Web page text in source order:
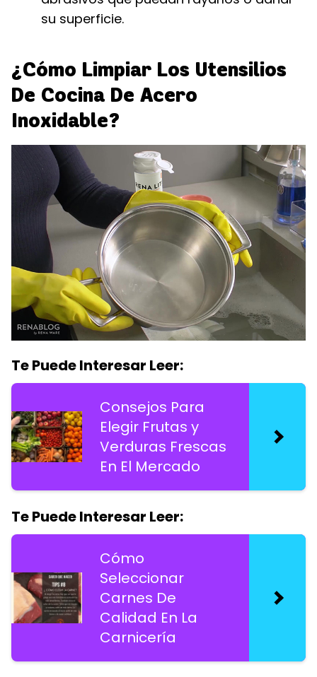
su superficie.
¿Cómo Limpiar Los Utensilios
De Cocina De Acero
Inoxidable?
Te Puede Interesar Leer:
Consejos Para
Elegir Frutas y
Verduras Frescas
En El Mercado
Te Puede Interesar Leer:
Cómo
Seleccionar
Carnes De
Calidad En La
Carnicería